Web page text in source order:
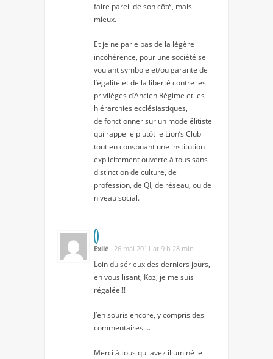
faire pareil de son côté, mais
mieux.
Et je ne parle pas de la légère
incohérence, pour une société se
voulant symbole et/ou garante de
l’égalité et de la liberté contre les
privilèges d’Ancien Régime et les
hiérarchies ecclésiastiques,
de fonctionner sur un mode élitiste
qui rappelle plutôt le Lion’s Club
tout en conspuant une institution
explicitement ouverte à tous sans
distinction de culture, de
profession, de QI, de réseau, ou de
niveau social.
Exilé 26 mai 2011 at 9 h 28 min
Loin du sérieux des derniers jours,
en vous lisant, Koz, je me suis
régalée!!!
J’en souris encore, y compris des
commentaires….
Merci à tous qui avez illuminé le